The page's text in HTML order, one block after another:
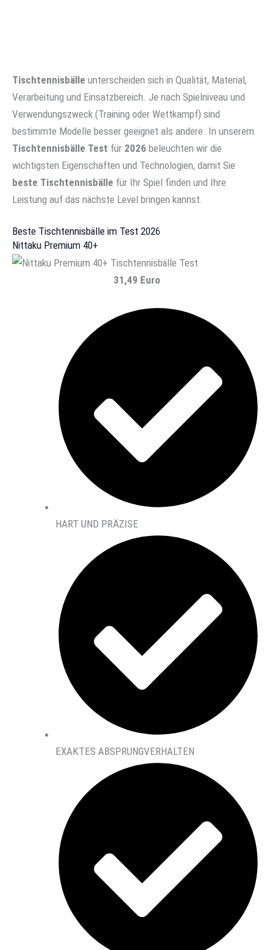
Tischtennisbälle unterscheiden sich in Qualität, Material,
Verarbeitung und Einsatzbereich. Je nach Spielniveau und
Verwendungszweck (Training oder Wettkampf) sind
bestimmte Modelle besser geeignet als andere. In unserem
Tischtennisbälle Test für 2026 beleuchten wir die
wichtigsten Eigenschaften und Technologien, damit Sie
beste Tischtennisbälle für Ihr Spiel finden und Ihre
Leistung auf das nächste Level bringen kannst.
Beste Tischtennisbälle im Test 2026
Nittaku Premium 40+
31,49 Euro
HART UND PRÄZISE
EXAKTES ABSPRUNGVERHALTEN